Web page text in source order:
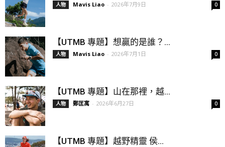
人物 Mavis Liao - 2026年7月9日 0
【UTMB 專題】想贏的是誰？...
人物 Mavis Liao - 2026年7月1日 0
【UTMB 專題】山在那裡，越...
人物 鄭匡寓 - 2026年6月27日 0
【UTMB 專題】越野精靈 侯...